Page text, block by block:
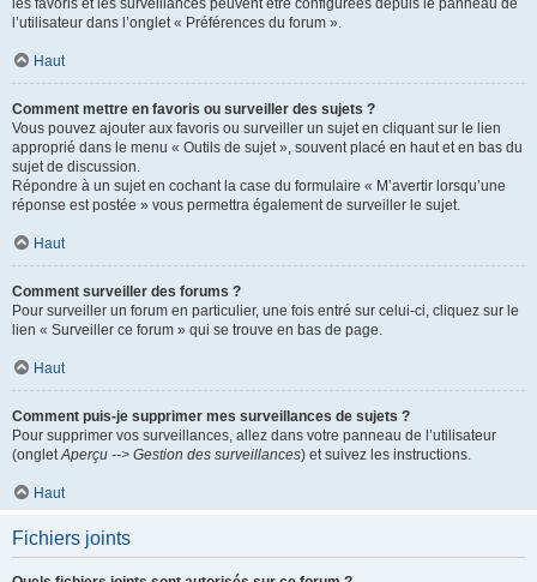
les favoris et les surveillances peuvent être configurées depuis le panneau de
l’utilisateur dans l’onglet « Préférences du forum ».
Haut
Comment mettre en favoris ou surveiller des sujets ?
Vous pouvez ajouter aux favoris ou surveiller un sujet en cliquant sur le lien
approprié dans le menu « Outils de sujet », souvent placé en haut et en bas du
sujet de discussion.
Répondre à un sujet en cochant la case du formulaire « M’avertir lorsqu’une
réponse est postée » vous permettra également de surveiller le sujet.
Haut
Comment surveiller des forums ?
Pour surveiller un forum en particulier, une fois entré sur celui-ci, cliquez sur le
lien « Surveiller ce forum » qui se trouve en bas de page.
Haut
Comment puis-je supprimer mes surveillances de sujets ?
Pour supprimer vos surveillances, allez dans votre panneau de l’utilisateur
(ongletAperçu --> Gestion des surveillances) et suivez les instructions.
Haut
Fichiers joints